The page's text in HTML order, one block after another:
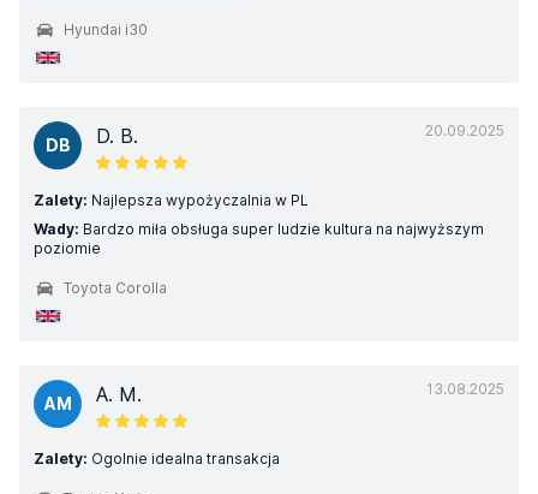
Hyundai i30
20.09.2025
DB D. B.
Zalety: Najlepsza wypożyczalnia w PL
Wady: Bardzo miła obsługa super ludzie kultura na najwyższym
poziomie
Toyota Corolla
13.08.2025
AM A. M.
Zalety: Ogolnie idealna transakcja